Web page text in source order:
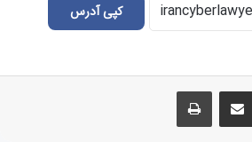
کپی آدرس